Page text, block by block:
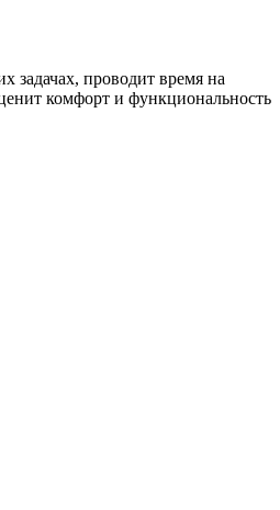
задачах, проводит время на
комфорт и функциональность